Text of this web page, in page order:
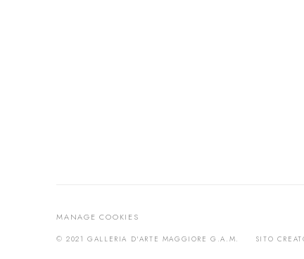
MANAGE COOKIES
© 2021 GALLERIA D'ARTE MAGGIORE G.A.M. SITO